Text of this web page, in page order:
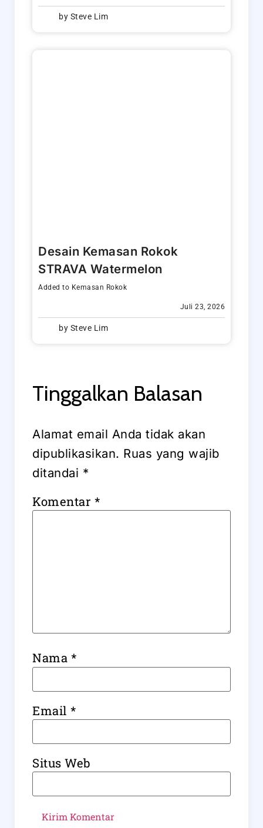
by Steve Lim
Desain Kemasan Rokok
STRAVA Watermelon
Added to Kemasan Rokok
Juli 23, 2026
by Steve Lim
Tinggalkan Balasan
Alamat email Anda tidak akan
dipublikasikan. Ruas yang wajib
ditandai *
Komentar *
Nama *
Email *
Situs Web